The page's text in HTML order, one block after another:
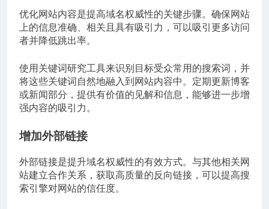
优化网站内容是提高域名权威性的关键步骤。确保网站
上的信息准确、相关且具有吸引力，可以吸引更多访问
者并降低跳出率。
使用关键词研究工具来识别目标受众常用的搜索词，并
将这些关键词自然地融入到网站内容中。定期更新博客
或新闻部分，提供有价值的见解和信息，能够进一步增
强内容的吸引力。
增加外部链接
外部链接是提升域名权威性的有效方式。与其他相关网
站建立合作关系，获取高质量的反向链接，可以提高搜
索引擎对网站的信任度。